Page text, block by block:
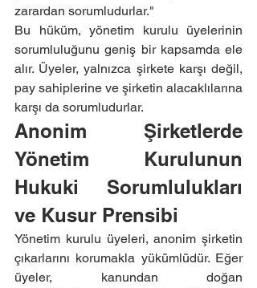
zarardan sorumludurlar."
Bu hüküm, yönetim kurulu üyelerinin
sorumluluğunu geniş bir kapsamda ele
alır. Üyeler, yalnızca şirkete karşı değil,
pay sahiplerine ve şirketin alacaklılarına
karşı da sorumludurlar.
Anonim Şirketlerde
Yönetim Kurulunun
Hukuki Sorumlulukları
ve Kusur Prensibi
Yönetim kurulu üyeleri, anonim şirketin
çıkarlarını korumakla yükümlüdür. Eğer
üyeler, kanundan doğan